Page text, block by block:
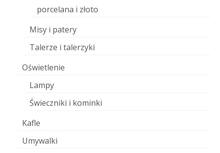
porcelana i złoto
Misy i patery
Talerze i talerzyki
Oświetlenie
Lampy
Świeczniki i kominki
Kafle
Umywalki